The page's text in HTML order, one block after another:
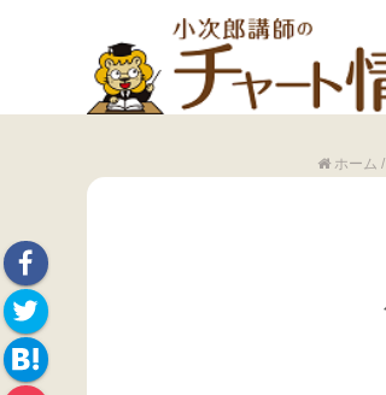
ホーム /
Face
book
Twitte